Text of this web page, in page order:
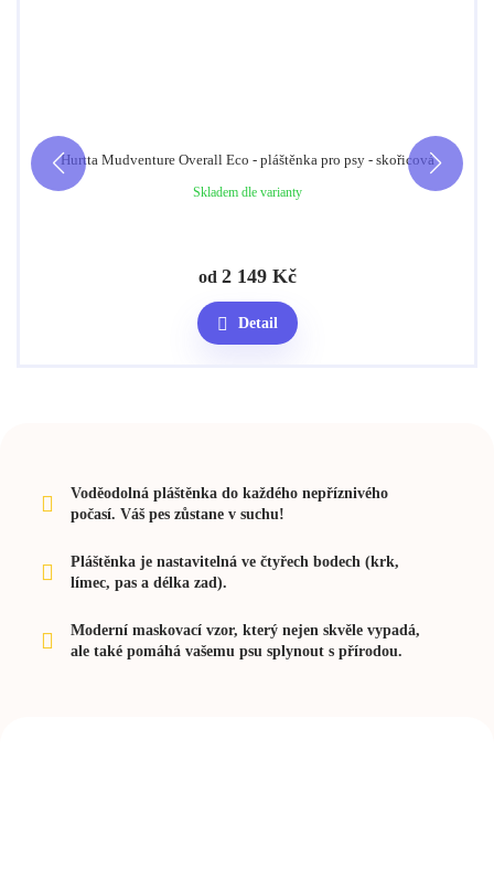
Nedostupné
1 759 Kč
Délka 70 cm
Nedostupné
Hurtta Mudventure Overall Eco - pláštěnka pro psy - skořicová
Skladem dle varianty
od 2 149 Kč
Detail
Voděodolná pláštěnka do každého nepříznivého
počasí. Váš pes zůstane v suchu!
Pláštěnka je nastavitelná ve čtyřech bodech (krk,
límec, pas a délka zad).
Moderní maskovací vzor, který nejen skvěle vypadá,
ale také pomáhá vašemu psu splynout s přírodou.